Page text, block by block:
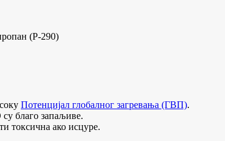
(Р-290)
Потенцијал глобалног загревања (ГВП).
благо запаљиве.
токсична ако исцуре.